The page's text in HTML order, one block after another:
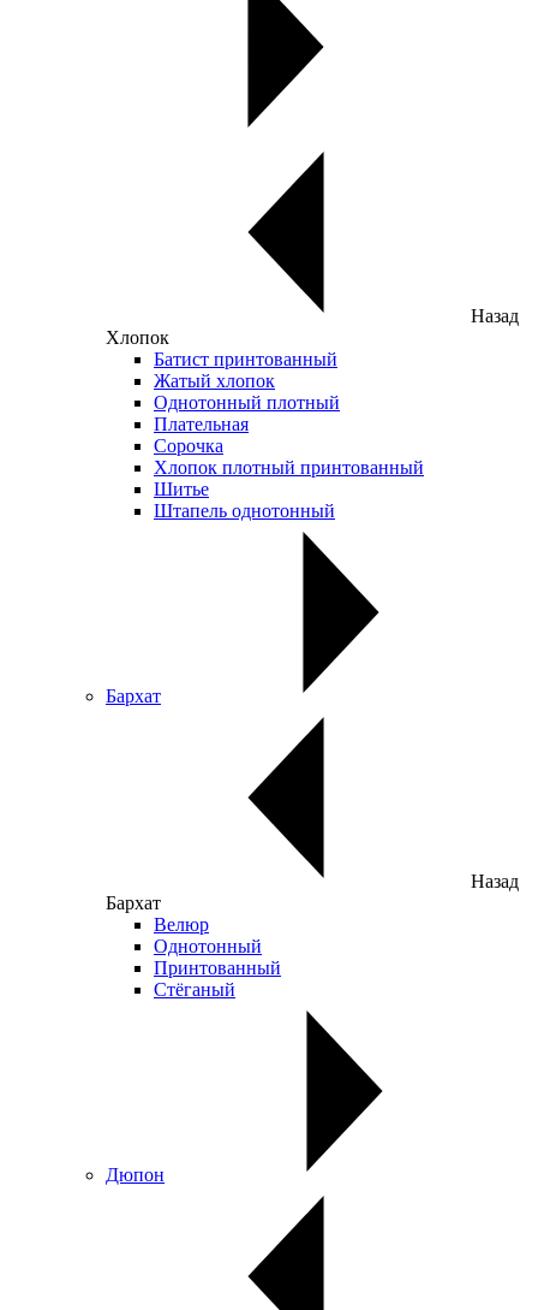
Назад
Хлопок
Батист принтованный
Жатый хлопок
Однотонный плотный
Плательная
Сорочка
Хлопок плотный принтованный
Шитье
Штапель однотонный
Бархат
Назад
Бархат
Велюр
Однотонный
Принтованный
Стёганый
Дюпон